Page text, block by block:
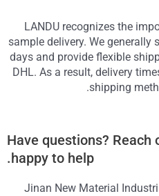
LANDU recognizes the
sample delivery. We
days and provide flexible
DHL. As a result, delivery
shipping
Have questions? Reach
happy to help.
Jinan New Material